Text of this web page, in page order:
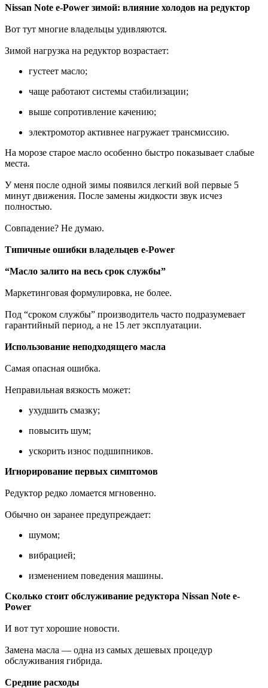
Nissan Note e-Power зимой: влияние холодов на редуктор
Вот тут многие владельцы удивляются.
Зимой нагрузка на редуктор возрастает:
густеет масло;
чаще работают системы стабилизации;
выше сопротивление качению;
электромотор активнее нагружает трансмиссию.
На морозе старое масло особенно быстро показывает слабые
места.
У меня после одной зимы появился легкий вой первые 5
минут движения. После замены жидкости звук исчез
полностью.
Совпадение? Не думаю.
Типичные ошибки владельцев e-Power
“Масло залито на весь срок службы”
Маркетинговая формулировка, не более.
Под “сроком службы” производитель часто подразумевает
гарантийный период, а не 15 лет эксплуатации.
Использование неподходящего масла
Самая опасная ошибка.
Неправильная вязкость может:
ухудшить смазку;
повысить шум;
ускорить износ подшипников.
Игнорирование первых симптомов
Редуктор редко ломается мгновенно.
Обычно он заранее предупреждает:
шумом;
вибрацией;
изменением поведения машины.
Сколько стоит обслуживание редуктора Nissan Note e-
Power
И вот тут хорошие новости.
Замена масла — одна из самых дешевых процедур
обслуживания гибрида.
Средние расходы